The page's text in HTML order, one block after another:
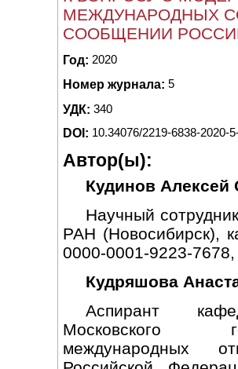
МЕЖДУНАРОДНЫХ
СООБЩЕНИИ
Опубликовано пт, 01/29/2021 -
Год: 2020
Номер журнала: 5
УДК: 340
DOI: 10.34076/2219-6838-2020-
Автор(ы):
Кудинов Алексей
Научный
РАН (Новосибирск),
0000-0001-9223-
Кудряшова
Аспирант
Московского
международных